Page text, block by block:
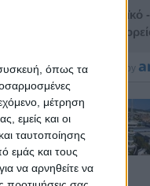
όπως τα
μέτρηση
εμείς και οι
ταυτοποίησης
εμάς και τους
να αρνηθείτε να
Είναι
E.
ή
μας,